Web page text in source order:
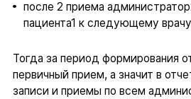
после 2 приема
пациента1 к следующему врачу
Тогда за период формирования
первичный прием, а значит в
записи и приемы по всем